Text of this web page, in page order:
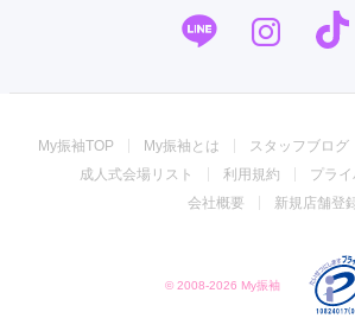
百合
橘 蝶 鶴 松竹梅 扇面 車
熨斗
宝尽 波 雪輪 雲取り 道長
縞 その他
キモノハーツ／kimono hearts
ジョイフル恵利
振袖専門店 一蔵
My振袖TOP My振袖とは スタッフブログ
成人式会場リスト
利用規約
プラ
会社概要
新規店舗登
© 2008-2026 My振袖